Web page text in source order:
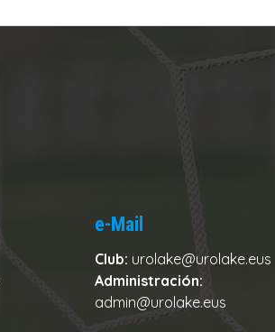
e-Mail
Club: urolake@urolake.eus
Administración:
admin@urolake.eus